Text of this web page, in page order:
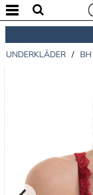
UNDERKLÄDER / BH